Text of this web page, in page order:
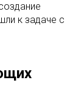
к задаче с